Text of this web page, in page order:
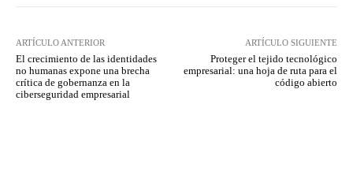
ARTÍCULO ANTERIOR
El crecimiento de las identidades
no humanas expone una brecha
crítica de gobernanza en la
ciberseguridad empresarial
ARTÍCULO SIGUIENTE
Proteger el tejido tecnológico
empresarial: una hoja de ruta para el
código abierto